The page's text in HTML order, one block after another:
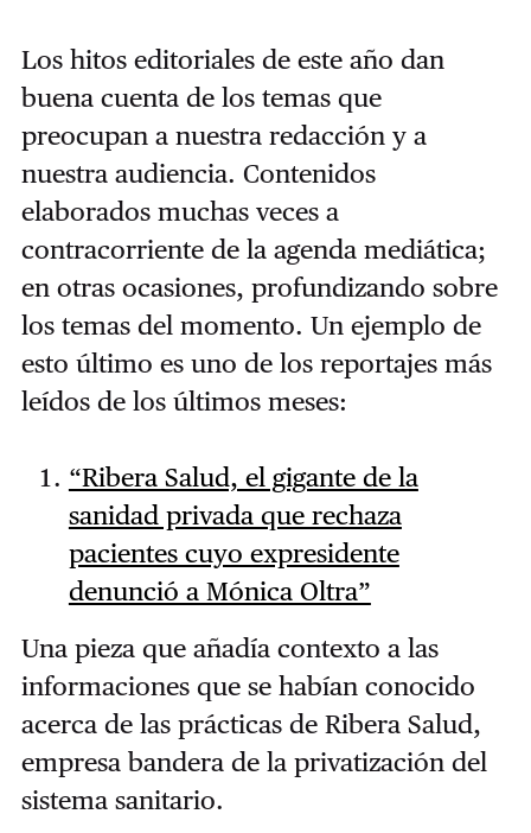
Los hitos editoriales de este año dan
buena cuenta de los temas que
preocupan a nuestra redacción y a
nuestra audiencia. Contenidos
elaborados muchas veces a
contracorriente de la agenda mediática;
en otras ocasiones, profundizando sobre
los temas del momento. Un ejemplo de
esto último es uno de los reportajes más
leídos de los últimos meses:
“Ribera Salud, el gigante de la
sanidad privada que rechaza
pacientes cuyo expresidente
denunció a Mónica Oltra”
Una pieza que añadía contexto a las
informaciones que se habían conocido
acerca de las prácticas de Ribera Salud,
empresa bandera de la privatización del
sistema sanitario.